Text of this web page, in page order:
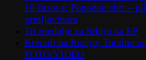
10 časova; Popodne obrt –
grmljavinom
Tri medalje za Srbiju na EP
Krenuli na Rusiju; Totalno
FOTO/VIDEO